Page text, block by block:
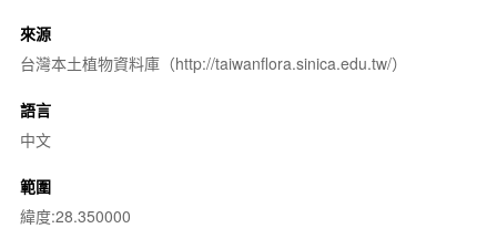
來源
台灣本土植物資料庫（http://taiwanflora.sinica.edu.tw/）
語言
中文
範圍
緯度:28.350000